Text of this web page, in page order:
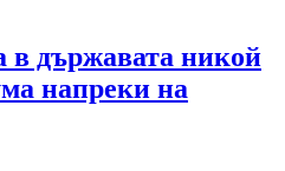
в държавата никой
напреки на